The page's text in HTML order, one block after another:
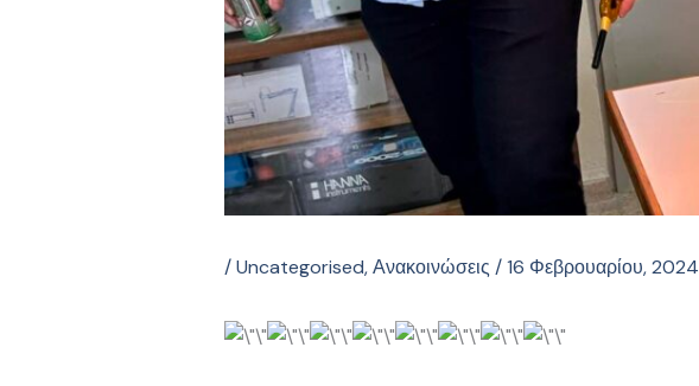
/Uncategorised,Ανακοινώσεις /16 Φεβρουαρίου, 2024